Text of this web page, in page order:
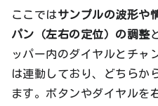
ここではサンプルの波形や
パン（左右の定位）の調整
ッパー内のダイヤルとチャ
は連動しており、どちらか
ます。ボタンやダイヤルを